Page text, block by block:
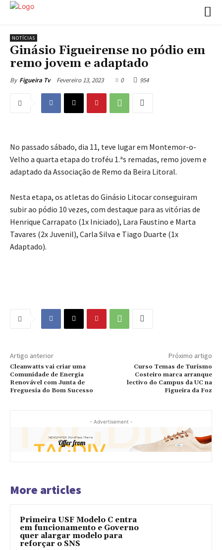
NOTÍCIAS
Ginásio Figueirense no pódio em
remo jovem e adaptado
By Figueira Tv Fevereiro 13, 2023 0 954
No passado sábado, dia 11, teve lugar em Montemor-o-
Velho a quarta etapa do troféu 1.ªs remadas, remo jovem e
adaptado da Associação de Remo da Beira Litoral.
Nesta etapa, os atletas do Ginásio Litocar conseguiram
subir ao pódio 10 vezes, com destaque para as vitórias de
Henrique Carrapato (1x Iniciado), Lara Faustino e Marta
Tavares (2x Juvenil), Carla Silva e Tiago Duarte (1x
Adaptado).
Artigo anterior
Cleanwatts vai criar uma
Comunidade de Energia
Renovável com Junta de
Freguesia do Bom Sucesso
Próximo artigo
Curso Temas de Turismo
Costeiro marca arranque
lectivo do Campus da UC na
Figueira da Foz
- Advertisement -
More articles
Primeira USF Modelo C entra
em funcionamento e Governo
quer alargar modelo para
reforçar o SNS